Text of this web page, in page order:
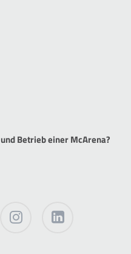
Betrieb einer McArena?